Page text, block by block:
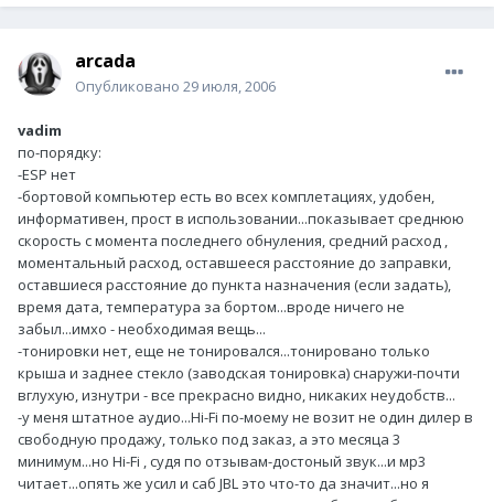
arcada
Опубликовано 29 июля, 2006
vadim
по-порядку:
-ESP нет
-бортовой компьютер есть во всех комплетациях, удобен,
информативен, прост в использовании...показывает среднюю
скорость с момента последнего обнуления, средний расход ,
моментальный расход, оставшееся расстояние до заправки,
оставшиеся расстояние до пункта назначения (если задать),
время дата, температура за бортом...вроде ничего не
забыл...имхо - необходимая вещь...
-тонировки нет, еще не тонировался...тонировано только
крыша и заднее стекло (заводская тонировка) снаружи-почти
вглухую, изнутри - все прекрасно видно, никаких неудобств...
-у меня штатное аудио...Hi-Fi по-моему не возит не один дилер в
свободную продажу, только под заказ, а это месяца 3
минимум...но Hi-Fi , судя по отзывам-достоный звук...и мр3
читает...опять же усил и саб JBL это что-то да значит...но я